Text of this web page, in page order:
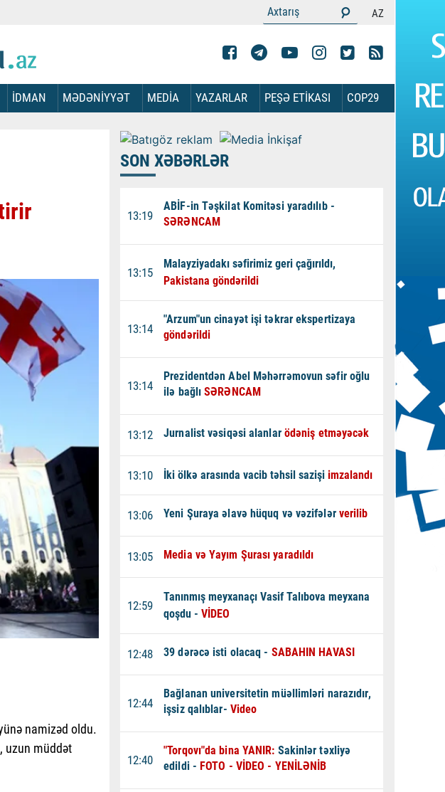
AZ
İDMAN MƏDƏNİYYƏT MEDİA YAZARLAR PEŞƏ ETİKASI COP29
namizəd oldu.
uzun müddət
SON XƏBƏRLƏR
13:19
ABİF-in Təşkilat Komitəsi yaradılıb -
SƏRƏNCAM
13:15
Malayziyadakı səfirimiz geri çağırıldı,
Pakistana göndərildi
13:14
"Arzum"un cinayət işi təkrar ekspertizaya
göndərildi
13:14
Prezidentdən Abel Məhərrəmovun səfir oğlu
ilə bağlıSƏRƏNCAM
13:12 Jurnalist vəsiqəsi alanlar ödəniş etməyəcək
13:10 İki ölkə arasında vacib təhsil sazişiimzalandı
13:06 Yeni Şuraya əlavə hüquq və vəzifələrverilib
13:05 Media və Yayım Şurası yaradıldı
12:59
Tanınmış meyxanaçı Vasif Talıbova meyxana
qoşdu -VİDEO
12:48 39 dərəcə isti olacaq - SABAHIN HAVASI
12:44
Bağlanan universitetin müəllimləri narazıdır,
işsiz qalıblar- Video
12:40
"Torqovı"da bina YANIR: Sakinlər təxliyə
edildi - FOTO - VİDEO - YENİLƏNİB